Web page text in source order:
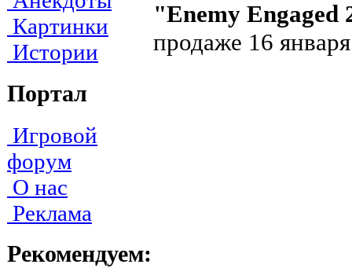
Картинки
Истории
Портал
Игровой
форум
О нас
Реклама
Рекомендуем:
"Enemy Engaged
продаже 16